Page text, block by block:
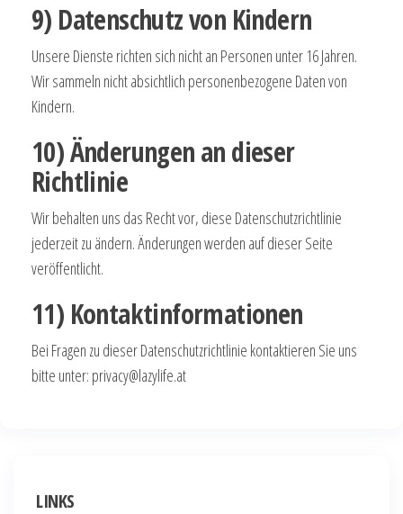
9) Datenschutz von Kindern
Unsere Dienste richten sich nicht an Personen unter 16 Jahren.
Wir sammeln nicht absichtlich personenbezogene Daten von
Kindern.
10) Änderungen an dieser
Richtlinie
Wir behalten uns das Recht vor, diese Datenschutzrichtlinie
jederzeit zu ändern. Änderungen werden auf dieser Seite
veröffentlicht.
11) Kontaktinformationen
Bei Fragen zu dieser Datenschutzrichtlinie kontaktieren Sie uns
bitte unter: privacy@lazylife.at
LINKS